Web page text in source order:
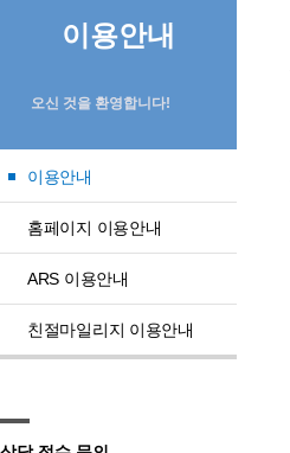
이용안내
오신 것을 환영합니다!
이용안내
홈페이지 이용안내
ARS 이용안내
친절마일리지 이용안내